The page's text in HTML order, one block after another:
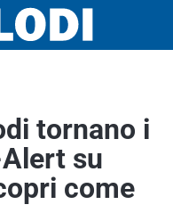
tornano i
su
come